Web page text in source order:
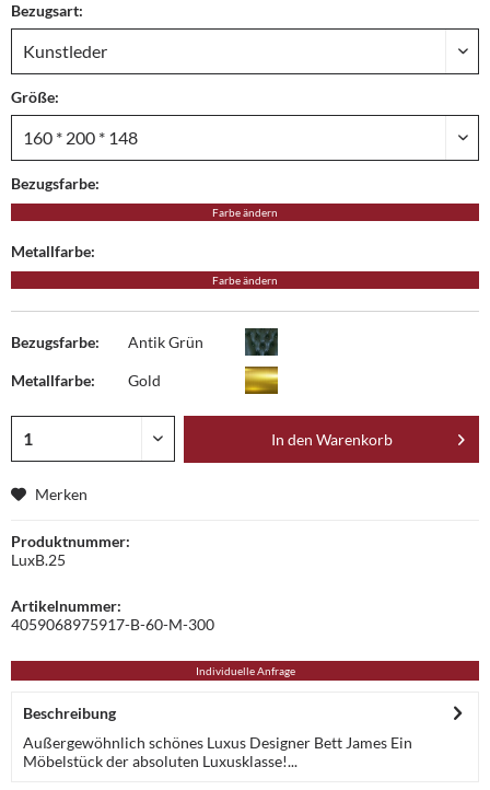
Bezugsart:
Größe:
Bezugsfarbe:
Farbe ändern
Metallfarbe:
Farbe ändern
Bezugsfarbe: Antik Grün
Metallfarbe: Gold
In den Warenkorb
Merken
Produktnummer:
LuxB.25
Artikelnummer:
4059068975917-B-60-M-300
Individuelle Anfrage
Beschreibung
Außergewöhnlich schönes Luxus Designer Bett James Ein
Möbelstück der absoluten Luxusklasse!...